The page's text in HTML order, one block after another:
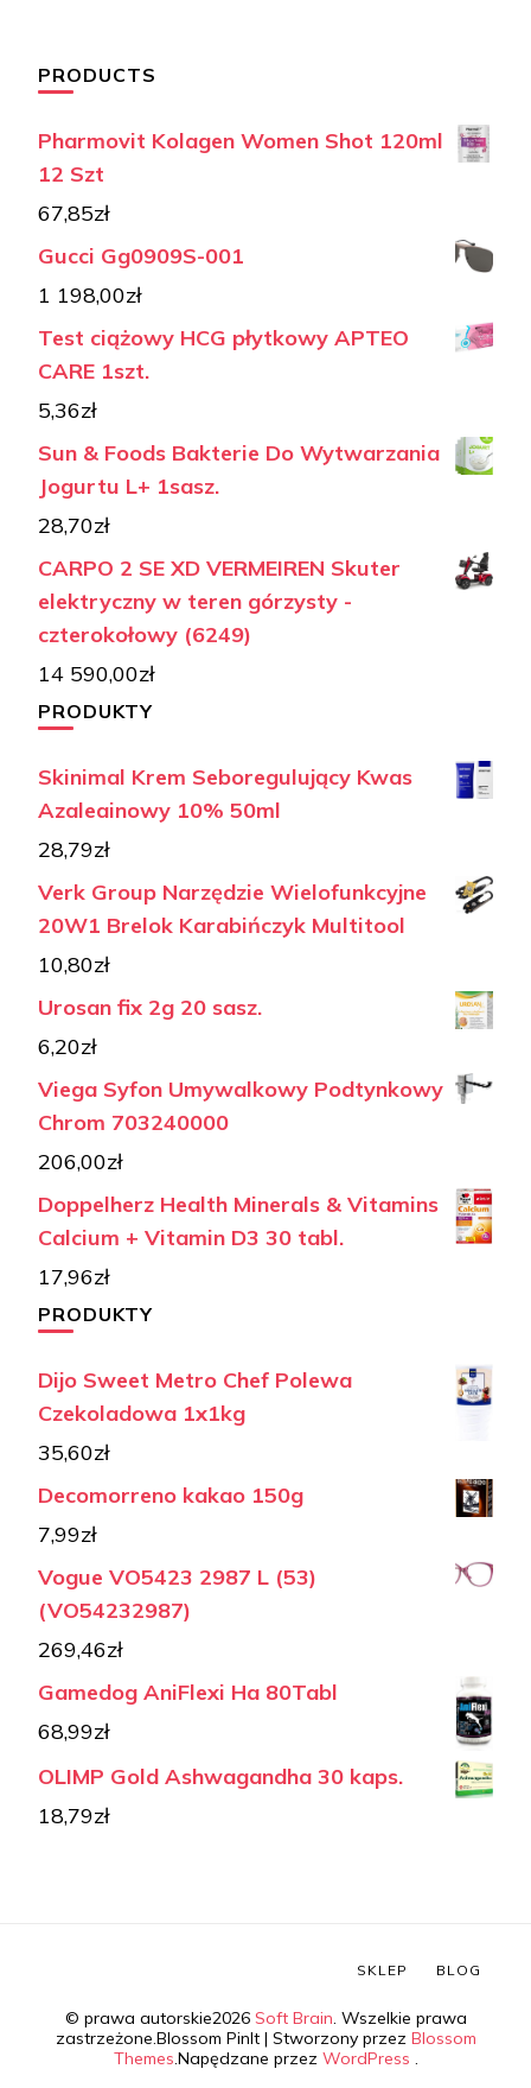
PRODUCTS
Pharmovit Kolagen Women Shot 120ml
12 Szt
67,85zł
Gucci Gg0909S-001
1 198,00zł
Test ciążowy HCG płytkowy APTEO
CARE 1szt.
5,36zł
Sun & Foods Bakterie Do Wytwarzania
Jogurtu L+ 1sasz.
28,70zł
CARPO 2 SE XD VERMEIREN Skuter
elektryczny w teren górzysty -
czterokołowy (6249)
14 590,00zł
PRODUKTY
Skinimal Krem Seboregulujący Kwas
Azaleainowy 10% 50ml
28,79zł
Verk Group Narzędzie Wielofunkcyjne
20W1 Brelok Karabińczyk Multitool
10,80zł
Urosan fix 2g 20 sasz.
6,20zł
Viega Syfon Umywalkowy Podtynkowy
Chrom 703240000
206,00zł
Doppelherz Health Minerals & Vitamins
Calcium + Vitamin D3 30 tabl.
17,96zł
PRODUKTY
Dijo Sweet Metro Chef Polewa
Czekoladowa 1x1kg
35,60zł
Decomorreno kakao 150g
7,99zł
Vogue VO5423 2987 L (53)
(VO54232987)
269,46zł
Gamedog AniFlexi Ha 80Tabl
68,99zł
OLIMP Gold Ashwagandha 30 kaps.
18,79zł
© prawa autorskie2026 Soft Brain. Wszelkie prawa
zastrzeżone.Blossom PinIt | Stworzony przez Blossom
Themes.Napędzane przez WordPress .
SKLEP BLOG